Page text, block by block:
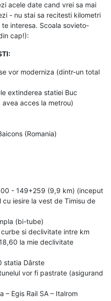
acele date cand vrei sa mai
- nu stai sa recitesti kilometri
interesa. Scoala sovieto-
cap!):
vor moderniza (dintr-un total
extinderea statiei Buc
acces la metrou)
(Romania)
- 149+259 (9,9 km) (inceput
iesire la vest de Timisu de
(bi-tube)
si declivitate intre km
la mie declivitate
statia Dârste
vor fi pastrate (asigurand
– Egis Rail SA – Italrom